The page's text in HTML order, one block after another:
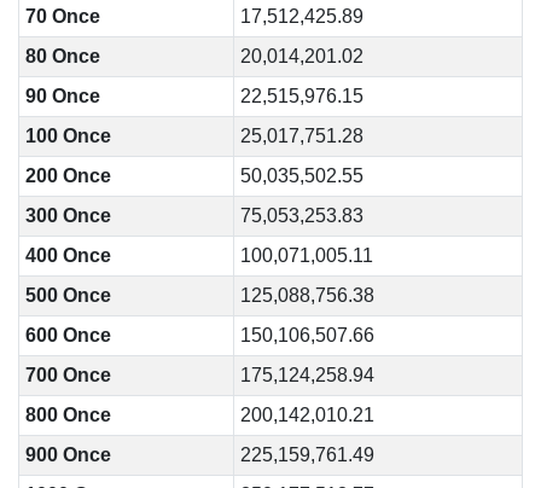
70 Once
17,512,425.89
80 Once
20,014,201.02
90 Once
22,515,976.15
100 Once
25,017,751.28
200 Once
50,035,502.55
300 Once
75,053,253.83
400 Once
100,071,005.11
500 Once
125,088,756.38
600 Once
150,106,507.66
700 Once
175,124,258.94
800 Once
200,142,010.21
900 Once
225,159,761.49